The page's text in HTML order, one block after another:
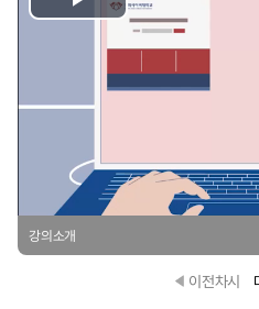
Play
Video
강의소개
이전차시